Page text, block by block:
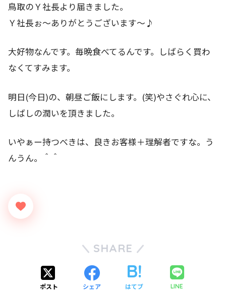
鳥取のＹ社長より届きました。
Ｙ社長ぉ～ありがとうございます～♪
大好物なんです。毎晩食べてるんです。しばらく買わ
なくてすみます。
明日(今日)の、朝昼ご飯にします。(笑)やさぐれ心に、
しばしの潤いを頂きました。
いやぁー持つべきは、良きお客様＋理解者ですな。う
んうん。＾＾
SHARE
ポスト シェア はてブ LINE